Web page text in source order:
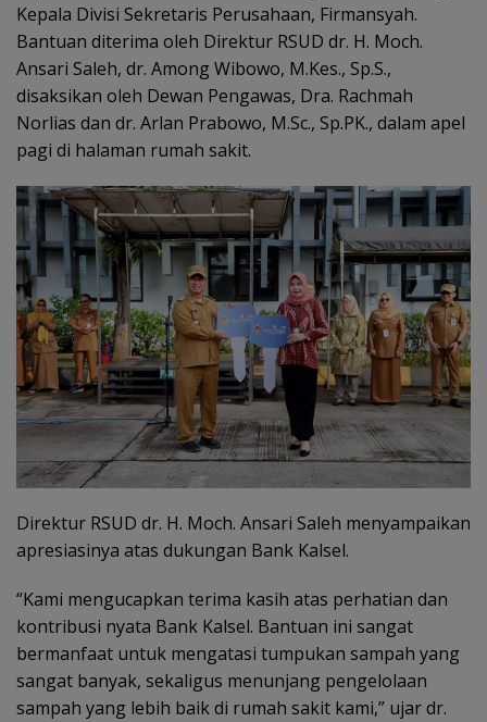
Kepala Divisi Sekretaris Perusahaan, Firmansyah.
Bantuan diterima oleh Direktur RSUD dr. H. Moch.
Ansari Saleh, dr. Among Wibowo, M.Kes., Sp.S.,
disaksikan oleh Dewan Pengawas, Dra. Rachmah
Norlias dan dr. Arlan Prabowo, M.Sc., Sp.PK., dalam apel
pagi di halaman rumah sakit.
Direktur RSUD dr. H. Moch. Ansari Saleh menyampaikan
apresiasinya atas dukungan Bank Kalsel.
“Kami mengucapkan terima kasih atas perhatian dan
kontribusi nyata Bank Kalsel. Bantuan ini sangat
bermanfaat untuk mengatasi tumpukan sampah yang
sangat banyak, sekaligus menunjang pengelolaan
sampah yang lebih baik di rumah sakit kami,” ujar dr.